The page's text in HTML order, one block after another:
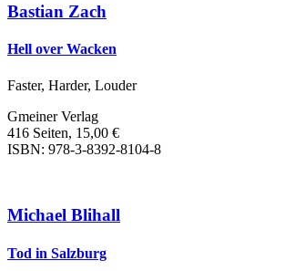
Bastian Zach
Hell over Wacken
Faster, Harder, Louder
Gmeiner Verlag
416 Seiten, 15,00 €
ISBN: 978-3-8392-8104-8
Michael Blihall
Tod in Salzburg